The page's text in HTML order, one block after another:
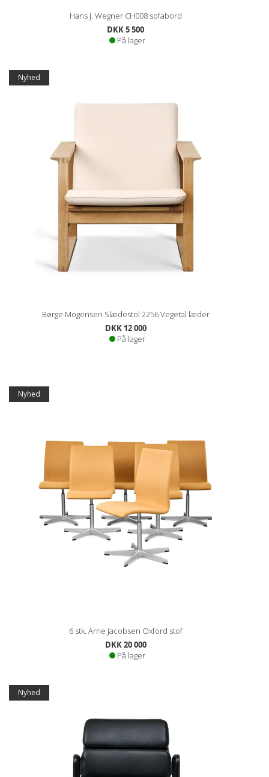
Hans J. Wegner CH008 sofabord
DKK 5 500
På lager
Nyhed
Børge Mogensen Slædestol 2256 Vegetal læder
DKK 12 000
På lager
Nyhed
6 stk. Arne Jacobsen Oxford stof
DKK 20 000
På lager
Nyhed